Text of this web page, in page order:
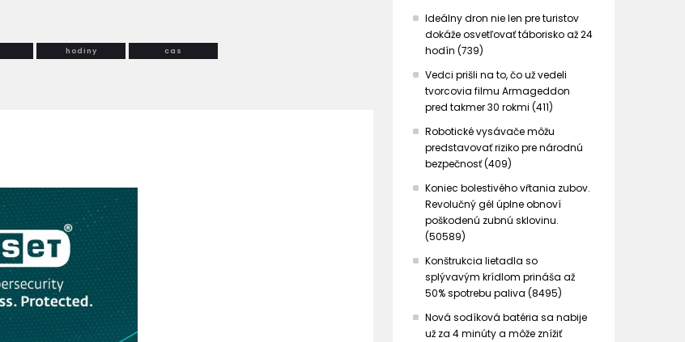
hodiny cas
Ideálny dron nie len pre turistov
dokáže osvetľovať táborisko až 24
hodín (739)
Vedci prišli na to, čo už vedeli
tvorcovia filmu Armageddon
pred takmer 30 rokmi (411)
Robotické vysávače môžu
predstavovať riziko pre národnú
bezpečnosť (409)
Koniec bolestivého vŕtania zubov.
Revolučný gél úplne obnoví
poškodenú zubnú sklovinu.
(50589)
Konštrukcia lietadla so
splývavým krídlom prináša až
50% spotrebu paliva (8495)
Nová sodíková batéria sa nabije
už za 4 minúty a môže znížiť